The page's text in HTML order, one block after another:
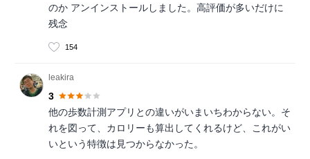
のか アンインストールしました。高評価が多いだけに
残念
154
leakira
3
他の歩数計測アプリとの違いがいまいちわからない。そ
れを図って、カロリーも算出してくれるけど、これがい
いという特徴は見つからなかった。